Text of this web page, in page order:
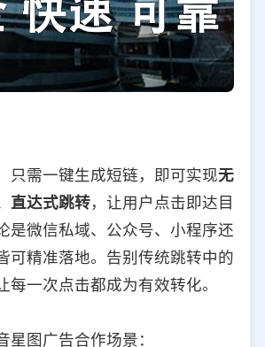
只需一键生成短链，即可实现无
直达式跳转，让用户点击即达目
微信私域、公众号、小程序还
可精准落地。告别传统跳转中的
每一次点击都成为有效转化。
星图广告合作场景：